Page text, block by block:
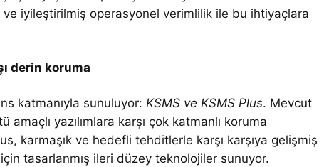
iyileştirilmiş operasyonel verimlilik ile bu ihtiyaçlara
derin koruma
katmanıyla sunuluyor:KSMS ve KSMS Plus. Mevcut
yazılımlara karşı çok katmanlı koruma
karmaşık ve hedefli tehditlerle karşı karşıya gelişmiş
tasarlanmış ileri düzey teknolojiler sunuyor.